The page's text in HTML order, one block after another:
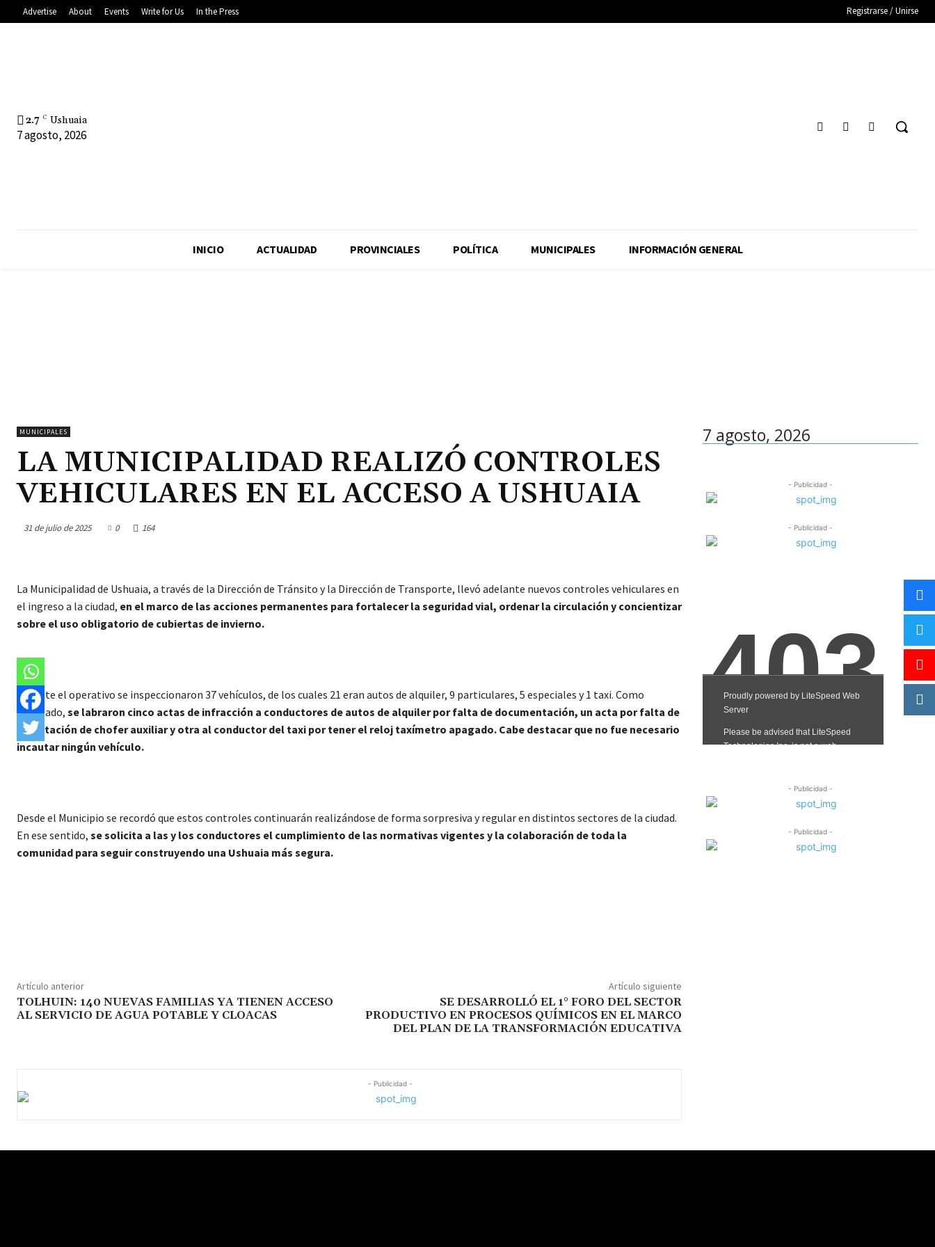
Advertise About Events Write for Us In the Press Registrarse / Unirse
2.7 C Ushuaia
7 agosto, 2026
INICIO ACTUALIDAD PROVINCIALES POLÍTICA MUNICIPALES INFORMACIÓN GENERAL
MUNICIPALES
LA MUNICIPALIDAD REALIZÓ CONTROLES
VEHICULARES EN EL ACCESO A USHUAIA
31 de julio de 2025 0 164
La Municipalidad de Ushuaia, a través de la Dirección de Tránsito y la Dirección de Transporte, llevó adelante nuevos controles vehiculares en
el ingreso a la ciudad, en el marco de las acciones permanentes para fortalecer la seguridad vial, ordenar la circulación y concientizar
sobre el uso obligatorio de cubiertas de invierno.
Durante el operativo se inspeccionaron 37 vehículos, de los cuales 21 eran autos de alquiler, 9 particulares, 5 especiales y 1 taxi. Como
resultado, se labraron cinco actas de infracción a conductores de autos de alquiler por falta de documentación, un acta por falta de
habilitación de chofer auxiliar y otra al conductor del taxi por tener el reloj taxímetro apagado. Cabe destacar que no fue necesario
incautar ningún vehículo.
Desde el Municipio se recordó que estos controles continuarán realizándose de forma sorpresiva y regular en distintos sectores de la ciudad.
En ese sentido, se solicita a las y los conductores el cumplimiento de las normativas vigentes y la colaboración de toda la
comunidad para seguir construyendo una Ushuaia más segura.
Artículo anterior
TOLHUIN: 140 NUEVAS FAMILIAS YA TIENEN ACCESO
AL SERVICIO DE AGUA POTABLE Y CLOACAS
Artículo siguiente
SE DESARROLLÓ EL 1° FORO DEL SECTOR
PRODUCTIVO EN PROCESOS QUÍMICOS EN EL MARCO
DEL PLAN DE LA TRANSFORMACIÓN EDUCATIVA
- Publicidad -
7 agosto, 2026
- Publicidad -
- Publicidad -
- Publicidad -
- Publicidad -